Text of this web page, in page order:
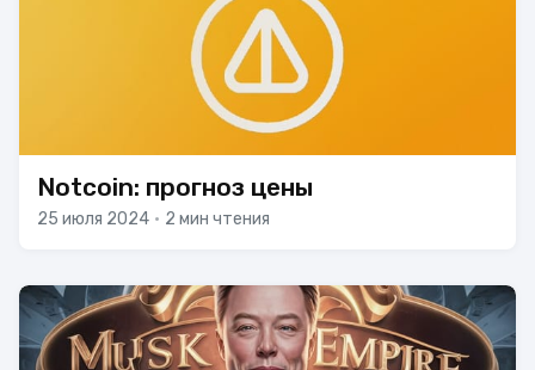
Notcoin: прогноз цены
25 июля 2024 • 2 мин чтения